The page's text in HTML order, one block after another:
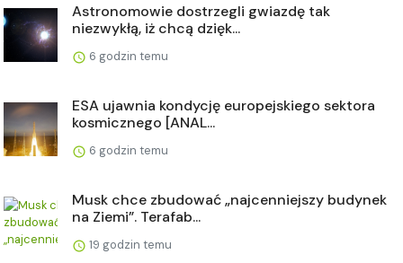
Astronomowie dostrzegli gwiazdę tak
niezwykłą, iż chcą dzięk...
6 godzin temu
ESA ujawnia kondycję europejskiego sektora
kosmicznego [ANAL...
6 godzin temu
Musk chce zbudować „najcenniejszy budynek
na Ziemi”. Terafab...
19 godzin temu